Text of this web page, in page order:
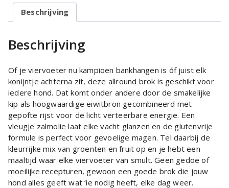
14
Beschrijving
Beschrijving
Of je viervoeter nu kampioen bankhangen is óf juist elk
konijntje achterna zit, deze allround brok is geschikt voor
iedere hond. Dat komt onder andere door de smakelijke
kip als hoogwaardige eiwitbron gecombineerd met
gepofte rijst voor de licht verteerbare energie. Een
vleugje zalmolie laat elke vacht glanzen en de glutenvrije
formule is perfect voor gevoelige magen. Tel daarbij de
kleurrijke mix van groenten en fruit op en je hebt een
maaltijd waar elke viervoeter van smult. Geen gedoe of
moeilijke recepturen, gewoon een goede brok die jouw
hond alles geeft wat ‘ie nodig heeft, elke dag weer.